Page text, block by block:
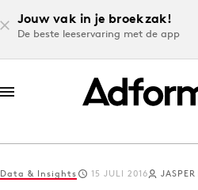
Jouw vak in je broekzak!
De beste leeservaring met de app
Log in
Data & Insights 15 JULI 2016